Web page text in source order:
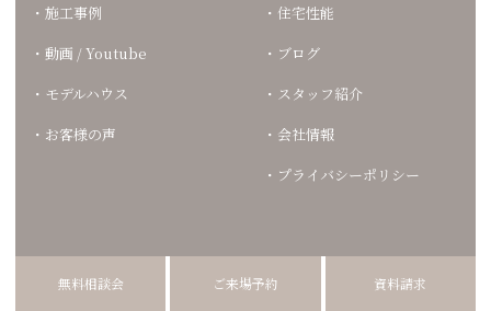
施工事例
動画 / Youtube
モデルハウス
お客様の声
住宅性能
ブログ
スタッフ紹介
会社情報
プライバシーポリシー
無料相談会 ご来場予約 資料請求